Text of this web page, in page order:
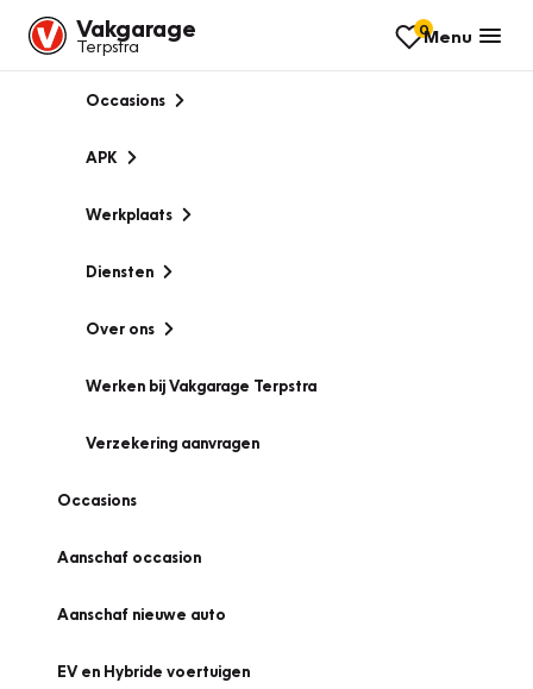
Vakgarage
Terpstra
0Menu
Occasions
APK
Werkplaats
Diensten
Over ons
Werken bij Vakgarage Terpstra
Verzekering aanvragen
Occasions
Aanschaf occasion
Aanschaf nieuwe auto
EV en Hybride voertuigen